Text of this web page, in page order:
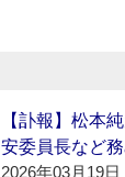
【訃報】松本
安委員長など
2026年03月19日